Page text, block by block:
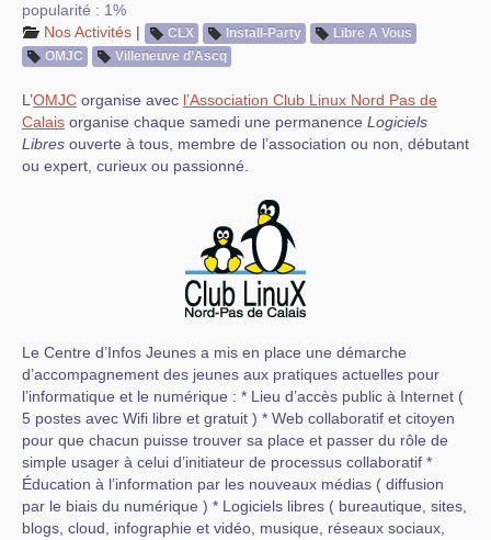
popularité : 1%
Nos Activités | CLX Install-Party
Libre A Vous
OMJC
Villeneuve d’Ascq
L’OMJC organise avec l’Association Club Linux Nord Pas de
Calais organise chaque samedi une permanence Logiciels
Libres ouverte à tous, membre de l’association ou non, débutant
ou expert, curieux ou passionné.
Le Centre d’Infos Jeunes a mis en place une démarche
d’accompagnement des jeunes aux pratiques actuelles pour
l’informatique et le numérique : * Lieu d’accès public à Internet (
5 postes avec Wifi libre et gratuit ) * Web collaboratif et citoyen
pour que chacun puisse trouver sa place et passer du rôle de
simple usager à celui d’initiateur de processus collaboratif *
Éducation à l’information par les nouveaux médias ( diffusion
par le biais du numérique ) * Logiciels libres ( bureautique, sites,
blogs, cloud, infographie et vidéo, musique, réseaux sociaux,